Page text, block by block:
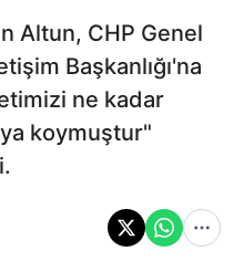
Altun, CHP Genel
Başkanlığı'na
ne kadar
koymuştur"